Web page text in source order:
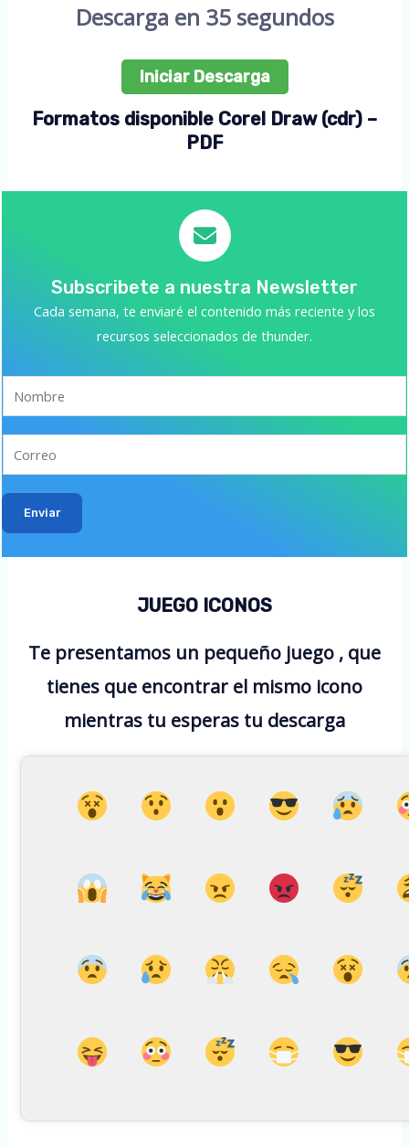
Descarga en 35 segundos
Iniciar Descarga
Formatos disponible Corel Draw (cdr) –
PDF
Subscribete a nuestra Newsletter
Cada semana, te enviaré el contenido más reciente y los
recursos seleccionados de thunder.
Enviar
JUEGO ICONOS
Te presentamos un pequeño juego , que
tienes que encontrar el mismo icono
mientras tu esperas tu descarga